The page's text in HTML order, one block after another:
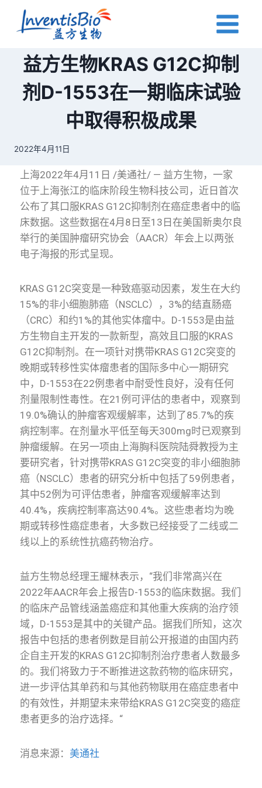
益方生物KRAS G12C抑制
剂D-1553在一期临床试验
中取得积极成果
2022年4月11日
上海2022年4月 11 日 /美通社/ — 益方生物，一家
位于上海张江的临床阶段生物科技公司，近日首次
公布了其口服KRAS G12C抑制剂在癌症患者中的临
床数据。这些数据在4月 8 日至13 日在美国新奥尔良
举行的美国肿瘤研究协会（AACR）年会上以两张
电子海报的形式呈现。
KRAS G12C突变是一种致癌驱动因素，发生在大约
15%的非小细胞肺癌（NSCLC）， 3%的结直肠癌
（CRC）和约1%的其他实体瘤中。 D-1553是由益
方生物自主开发的一款新型，高效且口服的KRAS
G12C抑制剂。在一项针对携带KRAS G12C突变的
晚期或转移性实体瘤患者的国际多中心一期研究
中， D-1553在22例患者中耐受性良好，没有任何
剂量限制性毒性。在21 例可评估的患者中，观察到
19.0%确认的肿瘤客观缓解率，达到了85.7%的疾
病控制率。在剂量水平低至每天300mg时已观察到
肿瘤缓解。在另一项由上海胸科医院陆舜教授为主
要研究者，针对携带KRAS G12C突变的非小细胞肺
癌（NSCLC）患者的研究分析中包括了59例患者，
其中52例为可评估患者，肿瘤客观缓解率达到
40.4% ，疾病控制率高达90.4%。这些患者均为晚
期或转移性癌症患者，大多数已经接受了二线或二
线以上的系统性抗癌药物治疗。
益方生物总经理王耀林表示， “我们非常高兴在
2022年AACR年会上报告D-1553的临床数据。我们
的临床产品管线涵盖癌症和其他重大疾病的治疗领
域， D-1553是其中的关键产品。据我们所知，这次
报告中包括的患者例数是目前公开报道的由国内药
企自主开发的KRAS G12C抑制剂治疗患者人数最多
的。我们将致力于不断推进这款药物的临床研究，
进一步评估其单药和与其他药物联用在癌症患者中
的有效性，并期望未来带给KRAS G12C突变的癌症
患者更多的治疗选择。 “
消息来源： 美通社